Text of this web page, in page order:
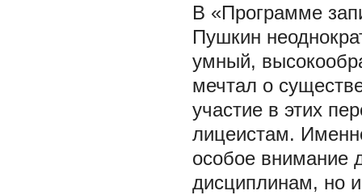
В «Программе
Пушкин
умный,
мечтал о
участие в этих
лицеистам.
особое внимание
дисциплинам, но